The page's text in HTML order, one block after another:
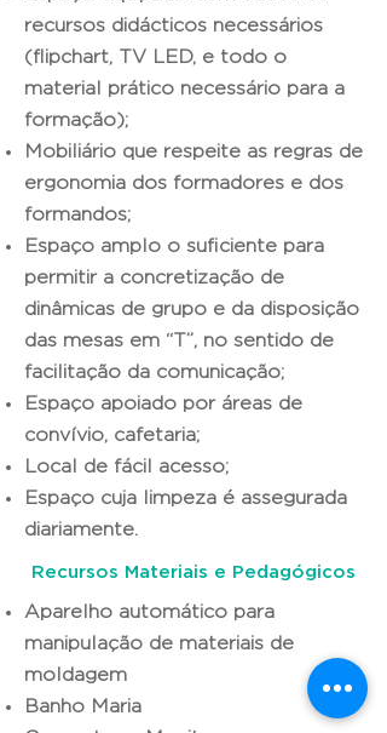
recursos didácticos necessários
(flipchart, TV LED, e todo o
material prático necessário para a
formação);
Mobiliário que respeite as regras de
ergonomia dos formadores e dos
formandos;
Espaço amplo o suficiente para
permitir a concretização de
dinâmicas de grupo e da disposição
das mesas em “T”, no sentido de
facilitação da comunicação;
Espaço apoiado por áreas de
convívio, cafetaria;
Local de fácil acesso;
Espaço cuja limpeza é assegurada
diariamente.
Recursos Materiais e Pedagógicos
Aparelho automático para
manipulação de materiais de
moldagem
Banho Maria